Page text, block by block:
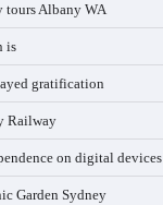
tours Albany WA
is
gratification
Railway
on digital devices
Garden Sydney